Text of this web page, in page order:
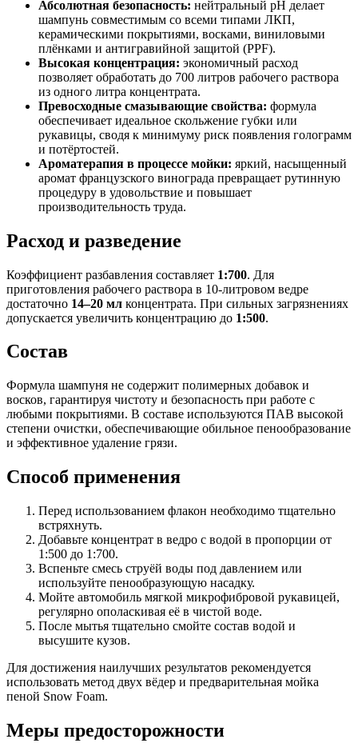
Абсолютная безопасность: нейтральный pH делает
шампунь совместимым со всеми типами ЛКП,
керамическими покрытиями, восками, виниловыми
плёнками и антигравийной защитой (PPF).
Высокая концентрация: экономичный расход
позволяет обработать до 700 литров рабочего раствора
из одного литра концентрата.
Превосходные смазывающие свойства: формула
обеспечивает идеальное скольжение губки или
рукавицы, сводя к минимуму риск появления голограмм
и потёртостей.
Ароматерапия в процессе мойки: яркий, насыщенный
аромат французского винограда превращает рутинную
процедуру в удовольствие и повышает
производительность труда.
Расход и разведение
Коэффициент разбавления составляет 1:700. Для
приготовления рабочего раствора в 10-литровом ведре
достаточно 14–20 мл концентрата. При сильных загрязнениях
допускается увеличить концентрацию до 1:500.
Состав
Формула шампуня не содержит полимерных добавок и
восков, гарантируя чистоту и безопасность при работе с
любыми покрытиями. В составе используются ПАВ высокой
степени очистки, обеспечивающие обильное пенообразование
и эффективное удаление грязи.
Способ применения
Перед использованием флакон необходимо тщательно
встряхнуть.
Добавьте концентрат в ведро с водой в пропорции от
1:500 до 1:700.
Вспеньте смесь струёй воды под давлением или
используйте пенообразующую насадку.
Мойте автомобиль мягкой микрофибровой рукавицей,
регулярно ополаскивая её в чистой воде.
После мытья тщательно смойте состав водой и
высушите кузов.
Для достижения наилучших результатов рекомендуется
использовать метод двух вёдер и предварительная мойка
пеной Snow Foam.
Меры предосторожности